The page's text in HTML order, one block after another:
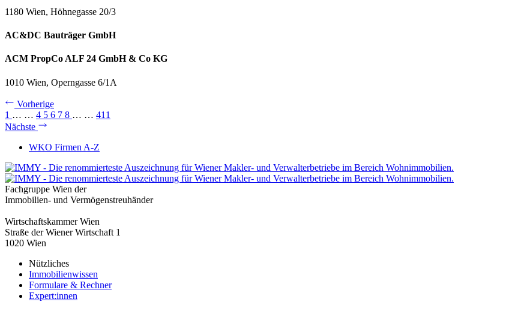
1180 Wien, Höhnegasse 20/3
AC&DC Bauträger GmbH
ACM PropCo ALF 24 GmbH & Co KG
1010 Wien, Operngasse 6/1A
Vorherige
1 … … 4 5 6 7 8 … … 411
Nächste
WKO Firmen A-Z
Fachgruppe Wien der
Immobilien- und Vermögenstreuhänder
Wirtschaftskammer Wien
Straße der Wiener Wirtschaft 1
1020 Wien
Nützliches
Immobilienwissen
Formulare & Rechner
Expert:innen